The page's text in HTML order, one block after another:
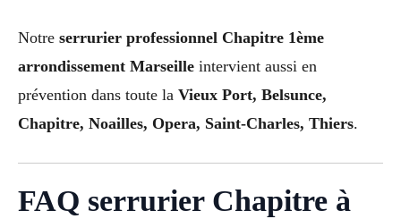
Notre serrurier professionnel Chapitre 1ème
arrondissement Marseille intervient aussi en
prévention dans toute la Vieux Port, Belsunce,
Chapitre, Noailles, Opera, Saint-Charles, Thiers.
FAQ serrurier Chapitre à